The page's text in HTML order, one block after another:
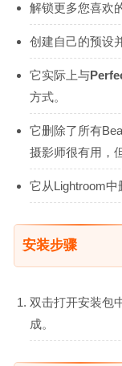
解锁更多您喜欢
创建自己的预设
它实际上与
方式。
它删除了所有
摄影师很有用，
它从Lightroom中
安装步骤
双击打开安装包
成。